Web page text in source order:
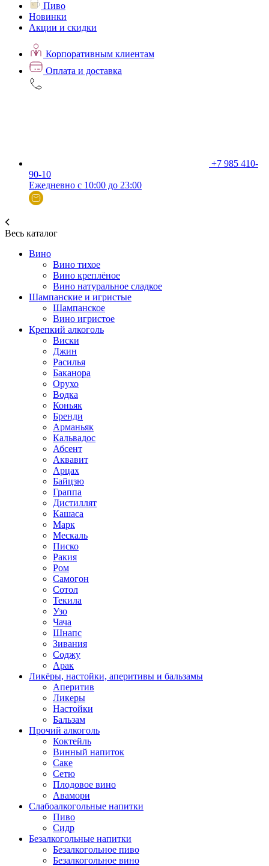
Пиво
Новинки
Акции и скидки
Корпоративным клиентам
Оплата и доставка
+7 985 410-
90-10
Ежедневно с 10:00 до 23:00
Весь каталог
Вино
Вино тихое
Вино креплёное
Вино натуральное сладкое
Шампанские и игристые
Шампанское
Вино игристое
Крепкий алкоголь
Виски
Джин
Расилья
Баканора
Орухо
Водка
Коньяк
Бренди
Арманьяк
Кальвадос
Абсент
Аквавит
Арцах
Байцзю
Граппа
Дистиллят
Кашаса
Марк
Мескаль
Писко
Ракия
Ром
Самогон
Сотол
Текила
Узо
Чача
Шнапс
Зивания
Соджу
Арак
Ликёры, настойки, аперитивы и бальзамы
Аперитив
Ликеры
Настойки
Бальзам
Прочий алкоголь
Коктейль
Винный напиток
Саке
Сетю
Плодовое вино
Авамори
Слабоалкогольные напитки
Пиво
Сидр
Безалкогольные напитки
Безалкогольное пиво
Безалкогольное вино